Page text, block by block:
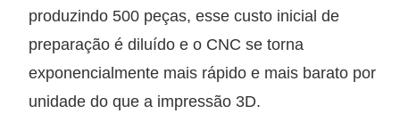
produzindo 500 peças, esse custo inicial de
preparação é diluído e o CNC se torna
exponencialmente mais rápido e mais barato por
unidade do que a impressão 3D.